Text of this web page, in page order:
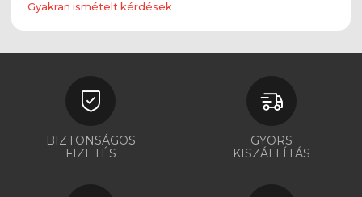
Gyakran ismételt kérdések
BIZTONSÁGOS
FIZETÉS
GYORS
KISZÁLLÍTÁS